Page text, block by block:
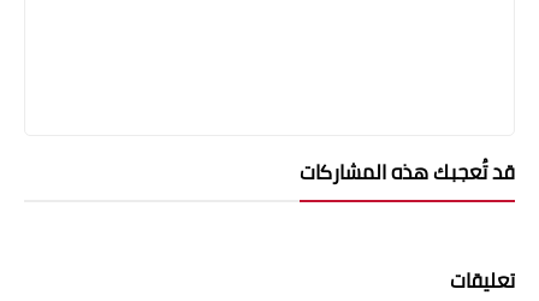
قد تُعجبك هذه المشاركات
تعليقات